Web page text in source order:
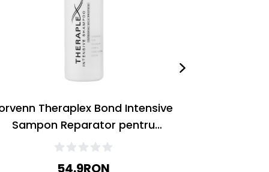
Theraplex Bond Intensive
Sampon Reparator pentru
stabilizarea culorii 200ml
54.9RON